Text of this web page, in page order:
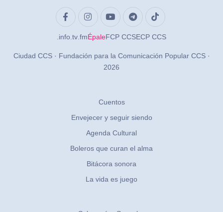
.info .tv .fmÉpaleFCP CCSECP CCS
Ciudad CCS · Fundación para la Comunicación Popular CCS ·
2026
Cuentos
Envejecer y seguir siendo
Agenda Cultural
Boleros que curan el alma
Bitácora sonora
La vida es juego